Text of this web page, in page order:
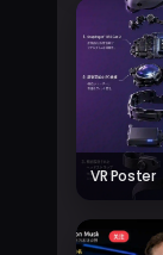
VR Poster